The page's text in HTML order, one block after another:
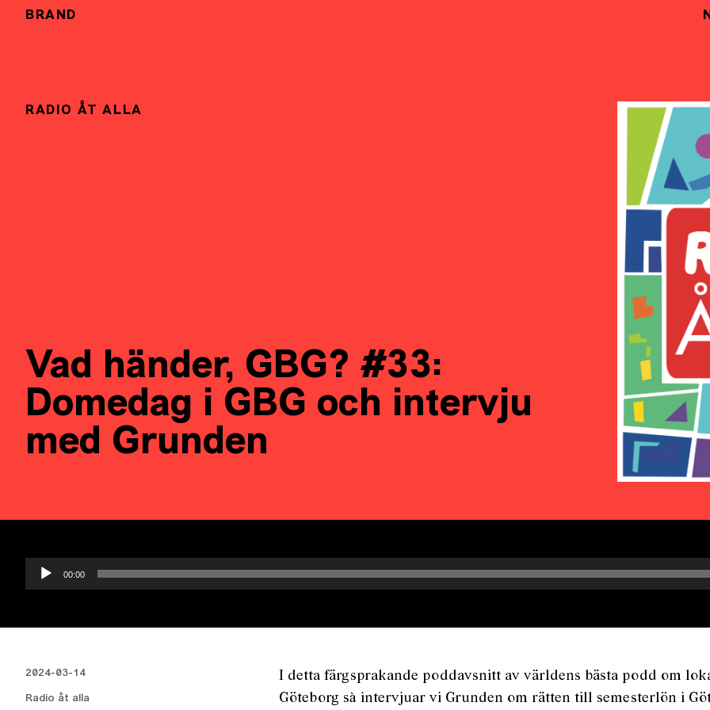
BRAND
RADIO ÅT ALLA
Vad händer, GBG? #33:
Domedag i GBG och intervju
med Grunden
Ljudspelare
00:00
2024-03-14
Radio åt alla
I detta färgsprakande poddavsnitt av världens bästa podd om
Göteborg så intervjuar vi Grunden om rätten till semesterlön i